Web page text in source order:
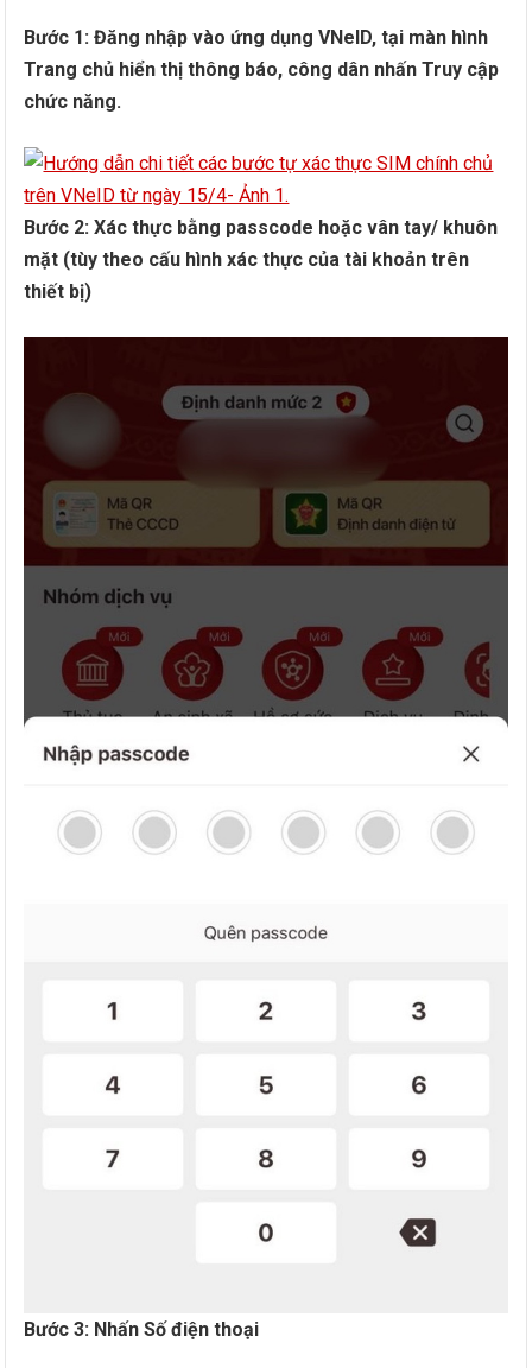
Bước 1: Đăng nhập vào ứng dụng VNeID, tại màn hình
Trang chủ hiển thị thông báo, công dân nhấn Truy cập
chức năng.
Bước 2: Xác thực bằng passcode hoặc vân tay/ khuôn
mặt (tùy theo cấu hình xác thực của tài khoản trên
thiết bị)
Bước 3: Nhấn Số điện thoại